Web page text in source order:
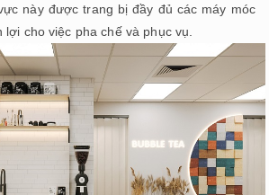
này được trang bị đầy đủ các máy móc
cho việc pha chế và phục vụ.